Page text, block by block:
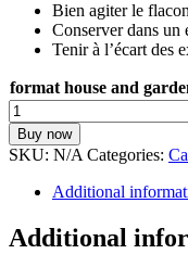
Bien agiter le
Conserver dans un
Tenir à l’écart des
format house and
Cannazym
-
canna
quantity
Buy now
SKU: N/A Categories:
Additional
Additional